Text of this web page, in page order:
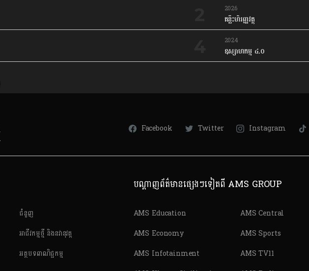
2026
គន្លឹះហិរញ្ញវត្ថុ
2024
ឧស្សាហកម្ម ៤.០
Facebook Twitter Instagram
ជំនួញ
អាជីវកម្មថ្មី និងនវានុវត្ត
អត្ថបទពាណិជ្ជកម្ម
បណ្តាញព័ត៌មានផ្សេងៗទៀតពី AMS GROUP
AMS Education
AMS Economy
AMS Infotainment
AMS Central
AMS Sports
AMS TV11